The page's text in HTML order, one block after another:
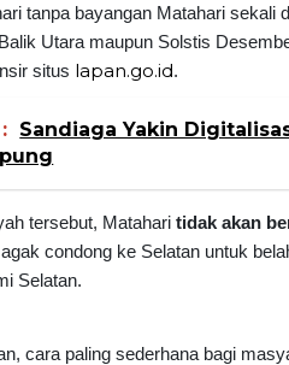
tanpa bayangan Matahari sekali
Utara maupun Solstis
situs lapan.go.id.
Sandiaga Yakin
tersebut, Mataharitidak akan
condong ke Selatan untuk
Selatan.
cara paling sederhana bagi